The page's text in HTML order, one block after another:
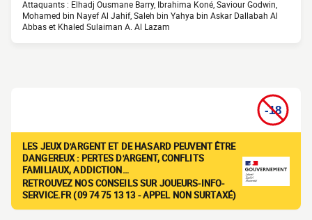
Attaquants : Elhadj Ousmane Barry, Ibrahima Koné, Saviour Godwin,
Mohamed bin Nayef Al Jahif, Saleh bin Yahya bin Askar Dallabah Al
Abbas et Khaled Sulaiman A. Al Lazam
LES JEUX D'ARGENT ET DE HASARD PEUVENT ÊTRE
DANGEREUX : PERTES D'ARGENT, CONFLITS
FAMILIAUX, ADDICTION…
RETROUVEZ NOS CONSEILS SUR JOUEURS-INFO-
SERVICE.FR (09 74 75 13 13 - APPEL NON SURTAXÉ)